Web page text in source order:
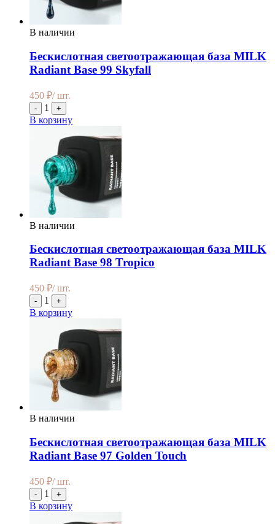
В наличии
Бескислотная светоотражающая база MILK
Radiant Base 99 Skyfall
450 ₽/ шт.
- 1 +
В корзину
В наличии
Бескислотная светоотражающая база MILK
Radiant Base 98 Tropico
450 ₽/ шт.
- 1 +
В корзину
В наличии
Бескислотная светоотражающая база MILK
Radiant Base 97 Golden Touch
450 ₽/ шт.
- 1 +
В корзину